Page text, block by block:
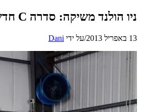
ניו הולנד משיקה: סדרה C חדשה
13 באפריל 2013 /על ידי Dani